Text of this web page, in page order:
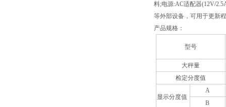
料;电源:AC适配器(12V/
等外部设备，可用于更新
产品规格：
型号
大秤量
检定分度值
显示分度值
A
B